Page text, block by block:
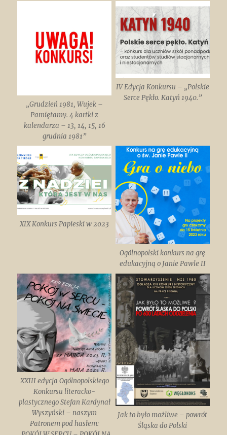
„Grudzień 1981, Wujek –
Pamiętamy. 4 kartki z
kalendarza – 13, 14, 15, 16
grudnia 1981”
IV Edycja Konkursu – „Polskie
Serce Pękło. Katyń 1940.”
XIX Konkurs Papieski w 2023
Ogólnopolski konkurs na grę
edukacyjną o Janie Pawle II
XXIII edycja Ogólnopolskiego
Konkursu literacko-
plastycznego Stefan Kardynał
Wyszyński – naszym
Patronem pod hasłem:
Jak to było możliwe – powrót
Śląska do Polski